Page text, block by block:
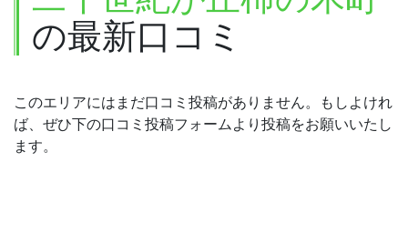
の最新口コミ
このエリアにはまだ口コミ投稿がありません。もしよけれ
ば、ぜひ下の口コミ投稿フォームより投稿をお願いいたし
ます。